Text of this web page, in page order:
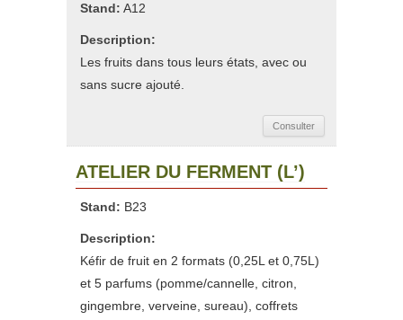
Stand: A12
Description:
Les fruits dans tous leurs états, avec ou
sans sucre ajouté.
Consulter
ATELIER DU FERMENT (L’)
Stand: B23
Description:
Kéfir de fruit en 2 formats (0,25L et 0,75L)
et 5 parfums (pomme/cannelle, citron,
gingembre, verveine, sureau), coffrets